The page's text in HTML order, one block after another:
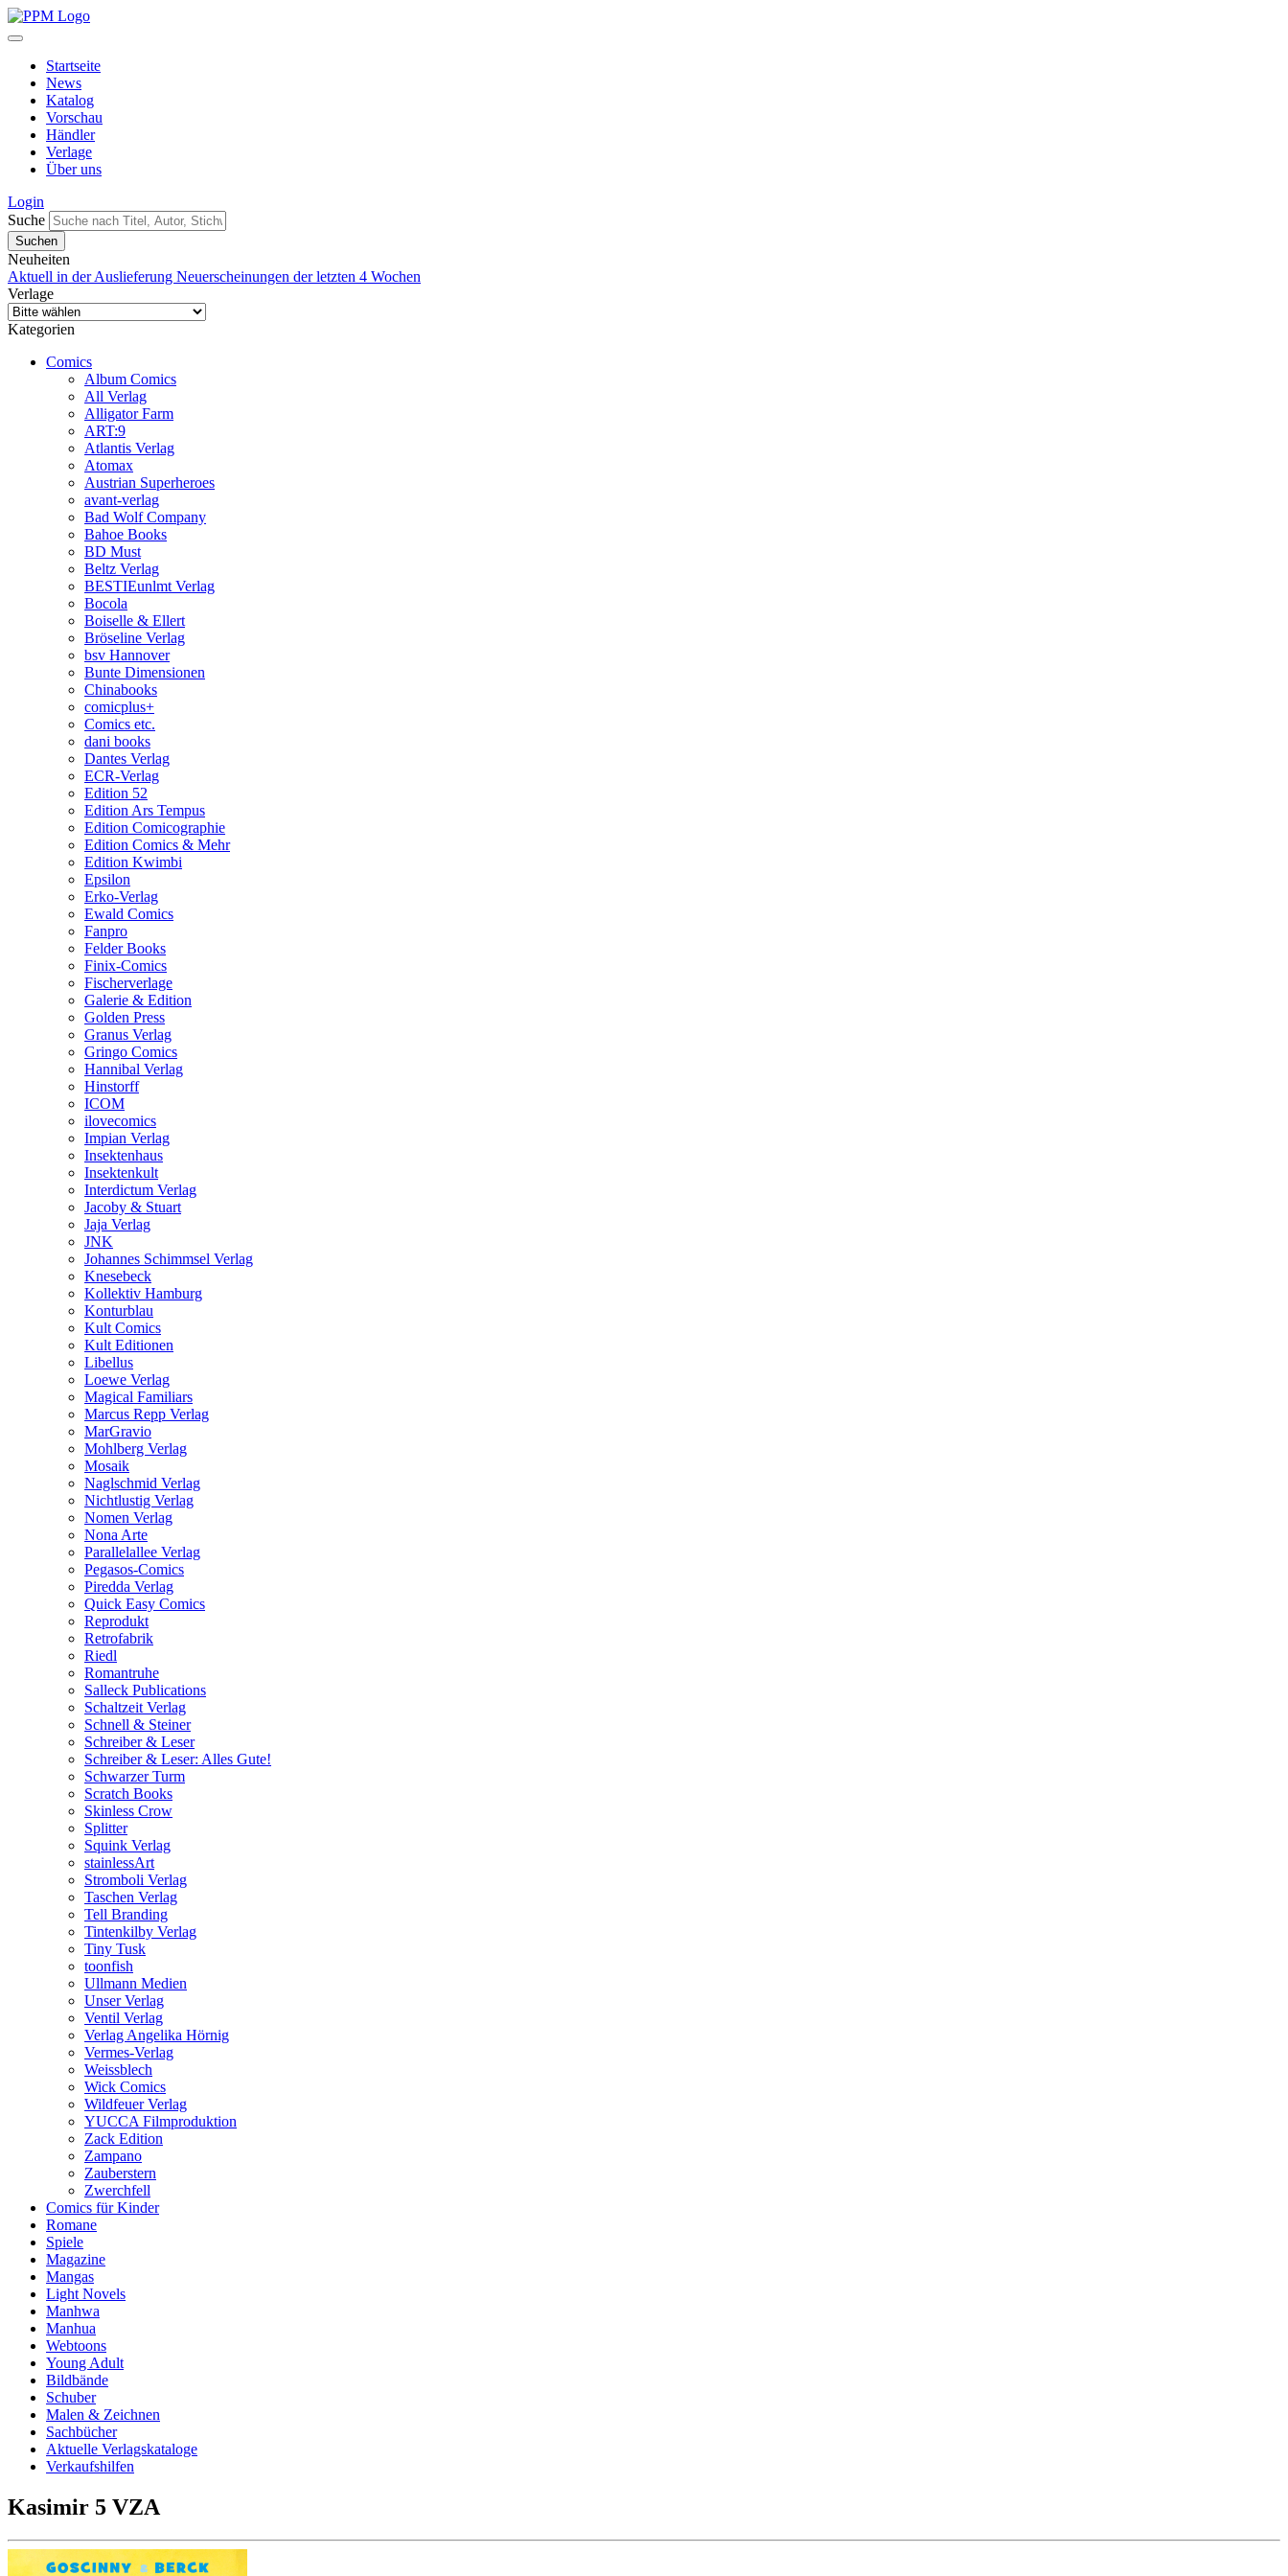
Startseite
News
Katalog
Vorschau
Händler
Verlage
Über uns
Login
Suche
Neuheiten
Aktuell in der Auslieferung Neuerscheinungen der letzten 4 Wochen
Verlage
Kategorien
Comics
Album Comics
All Verlag
Alligator Farm
ART:9
Atlantis Verlag
Atomax
Austrian Superheroes
avant-verlag
Bad Wolf Company
Bahoe Books
BD Must
Beltz Verlag
BESTIEunlmt Verlag
Bocola
Boiselle & Ellert
Bröseline Verlag
bsv Hannover
Bunte Dimensionen
Chinabooks
comicplus+
Comics etc.
dani books
Dantes Verlag
ECR-Verlag
Edition 52
Edition Ars Tempus
Edition Comicographie
Edition Comics & Mehr
Edition Kwimbi
Epsilon
Erko-Verlag
Ewald Comics
Fanpro
Felder Books
Finix-Comics
Fischerverlage
Galerie & Edition
Golden Press
Granus Verlag
Gringo Comics
Hannibal Verlag
Hinstorff
ICOM
ilovecomics
Impian Verlag
Insektenhaus
Insektenkult
Interdictum Verlag
Jacoby & Stuart
Jaja Verlag
JNK
Johannes Schimmsel Verlag
Knesebeck
Kollektiv Hamburg
Konturblau
Kult Comics
Kult Editionen
Libellus
Loewe Verlag
Magical Familiars
Marcus Repp Verlag
MarGravio
Mohlberg Verlag
Mosaik
Naglschmid Verlag
Nichtlustig Verlag
Nomen Verlag
Nona Arte
Parallelallee Verlag
Pegasos-Comics
Piredda Verlag
Quick Easy Comics
Reprodukt
Retrofabrik
Riedl
Romantruhe
Salleck Publications
Schaltzeit Verlag
Schnell & Steiner
Schreiber & Leser
Schreiber & Leser: Alles Gute!
Schwarzer Turm
Scratch Books
Skinless Crow
Splitter
Squink Verlag
stainlessArt
Stromboli Verlag
Taschen Verlag
Tell Branding
Tintenkilby Verlag
Tiny Tusk
toonfish
Ullmann Medien
Unser Verlag
Ventil Verlag
Verlag Angelika Hörnig
Vermes-Verlag
Weissblech
Wick Comics
Wildfeuer Verlag
YUCCA Filmproduktion
Zack Edition
Zampano
Zauberstern
Zwerchfell
Comics für Kinder
Romane
Spiele
Magazine
Mangas
Light Novels
Manhwa
Manhua
Webtoons
Young Adult
Bildbände
Schuber
Malen & Zeichnen
Sachbücher
Aktuelle Verlagskataloge
Verkaufshilfen
Kasimir 5 VZA